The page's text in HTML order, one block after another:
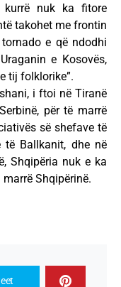
kurrë nuk ka fitore
takohet me frontin
e që ndodhi
e Kosovës,
tij folklorike”.
i ftoi në Tiranë
për të marrë
së shefave të
të Ballkanit, dhe në
Shqipëria nuk e ka
Shqipërinë.